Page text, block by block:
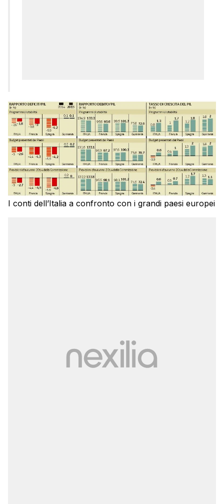
I conti dell’Italia a confronto con i grandi paesi europei